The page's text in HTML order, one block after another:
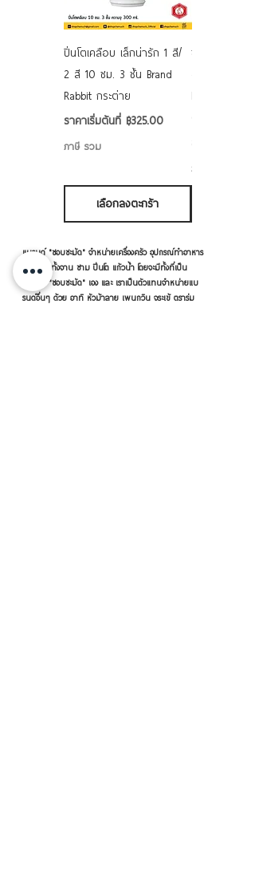
ปิ่นโตเคลือบ เล็กน่ารัก 1 สี/
2 สี 10 ซม. 3 ชั้น Brand
Rabbit กระต่าย
ราคาเริ่มต้นที่ ฿325.00
ราคาขายลด
ภาษี รวม
เลือกลงตะกร้า
ชามเคลือบ
ภาษี รวม
แบรนด์ "ชอบชะมัด" จำหน่ายเครื่องครัว อุปกรณ์ทำอาหาร
ใส่อาหาร ทั้งจาน ชาม ปิ่นโต แก้วน้ำ โดยจะมีทั้งที่เป็น
แบรนด์ "ชอบชะมัด" เอง และ เราเป็นตัวแทนจำหน่ายแบ
รนด์อื่นๆ ด้วย อาทิ หัวม้าลาย เพนกวิน จระเข้ ตราร่ม